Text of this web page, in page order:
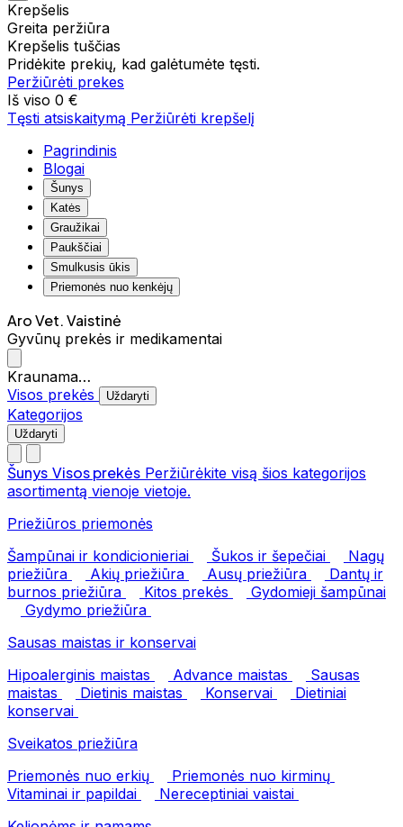
Krepšelis
Greita peržiūra
Krepšelis tuščias
Pridėkite prekių, kad galėtumėte tęsti.
Peržiūrėti prekes
Iš viso 0 €
Tęsti atsiskaitymą Peržiūrėti krepšelį
Pagrindinis
Blogai
Šunys
Katės
Graužikai
Paukščiai
Smulkusis ūkis
Priemonės nuo kenkėjų
Aro Vet. Vaistinė
Gyvūnų prekės ir medikamentai
Kraunama…
Visos prekės
Uždaryti
Kategorijos
Uždaryti
Šunys Visos prekės Peržiūrėkite visą šios kategorijos
asortimentą vienoje vietoje.
Priežiūros priemonės
Šampūnai ir kondicionieriai
Šukos ir šepečiai
Nagų
priežiūra
Akių priežiūra Ausų priežiūra
Dantų ir
burnos priežiūra
Kitos prekės
Gydomieji šampūnai
Gydymo priežiūra
Sausas maistas ir konservai
Hipoalerginis maistas
Advance maistas
Sausas
maistas
Dietinis maistas Konservai
Dietiniai
konservai
Sveikatos priežiūra
Priemonės nuo erkių
Priemonės nuo kirminų
Vitaminai ir papildai
Nereceptiniai vaistai